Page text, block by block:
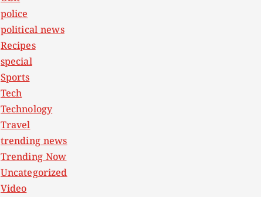
police
political news
Recipes
special
Sports
Tech
Technology
Travel
trending news
Trending Now
Uncategorized
Video